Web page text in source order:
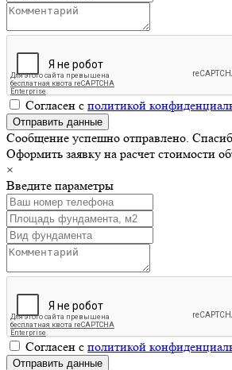
Согласен с политикой
Сообщение успешно отправлено.
Оформить заявку на расчет стоимости
×
Введите параметры
Согласен с политикой